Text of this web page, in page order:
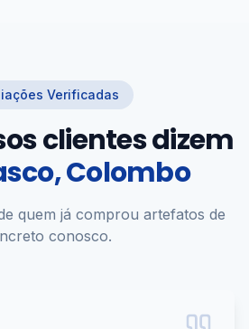
Verificadas
clientes dizem
Colombo
quem já comprou artefatos de
conosco.